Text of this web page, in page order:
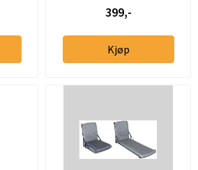
399,-
Kjøp